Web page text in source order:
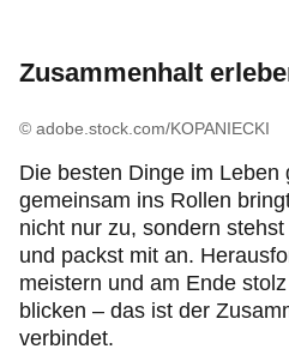
Zusammenhalt
© adobe.stock.com/KOPANIECKI
Die besten Dinge im
gemeinsam ins Rollen
nicht nur zu, sondern
und packst mit an.
meistern und am Ende
blicken – das ist der
verbindet.